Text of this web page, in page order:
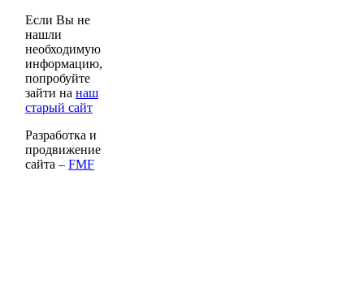
Если Вы не
нашли
необходимую
информацию,
попробуйте
зайти на наш
старый сайт
Разработка и
продвижение
сайта – FMF